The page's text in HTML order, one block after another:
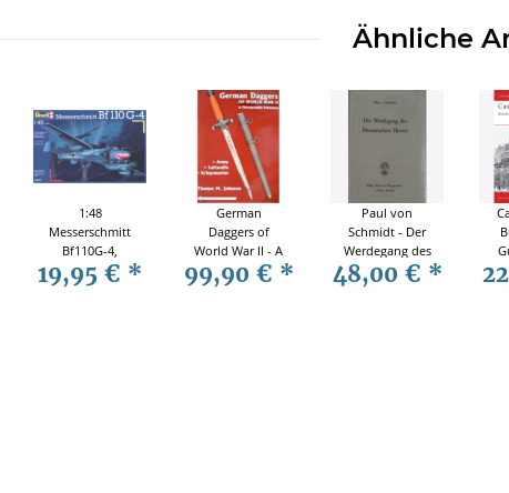
Ähnliche
1:48
Messerschmitt
Bf110G-4,
Revell 04857
19,95 € *
German
Daggers of
World War II - A
Photographic
Reference Vol 1
99,90 € *
Paul von
Schmidt - Der
Werdegang des
Preußischen
Heeres
48,00 € *